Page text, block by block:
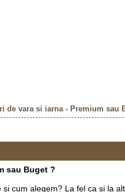
de vara si iarna - Premium sau
sau Buget ?
cum alegem? La fel ca si la